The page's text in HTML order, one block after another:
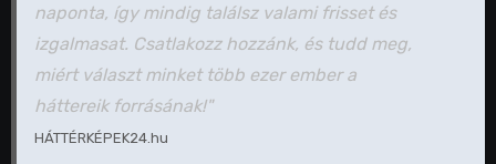
naponta, így mindig találsz valami frisset és
izgalmasat. Csatlakozz hozzánk, és tudd meg,
miért választ minket több ezer ember a
háttereik forrásának!"
HÁTTÉRKÉPEK24.hu